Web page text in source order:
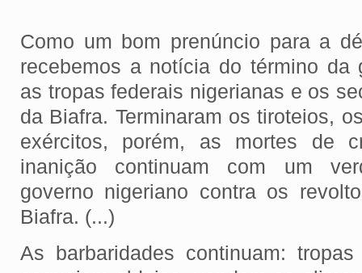
Como um bom prenúncio para a
recebemos a notícia do término da
as tropas federais nigerianas e os
da Biafra. Terminaram os tiroteios,
exércitos, porém, as mortes de
inanição continuam com um
governo nigeriano contra os
Biafra. (...)
As barbaridades continuam: